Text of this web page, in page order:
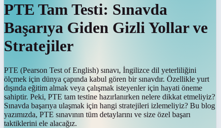
PTE Tam Testi: Sınavda
Başarıya Giden Gizli Yollar ve
Stratejiler
PTE (Pearson Test of English) sınavı, İngilizce dil yeterliliğini
ölçmek için dünya çapında kabul gören bir sınavdır. Özellikle yurt
dışında eğitim almak veya çalışmak isteyenler için hayati öneme
sahiptir. Peki, PTE tam testine hazırlanırken nelere dikkat etmeliyiz?
Sınavda başarıya ulaşmak için hangi stratejileri izlemeliyiz? Bu blog
yazımızda, PTE sınavının tüm detaylarını ve size özel başarı
taktiklerini ele alacağız.